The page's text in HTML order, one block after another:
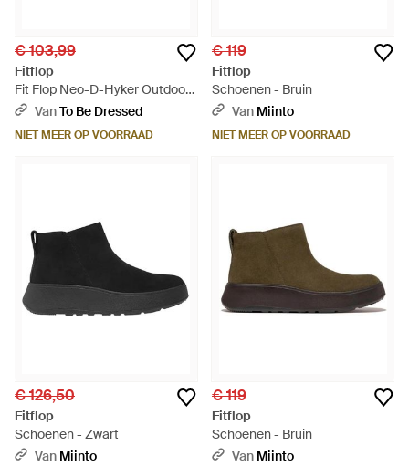
€ 103,99
Fitflop
Fit Flop Neo-D-Hyker Outdoor
Laarzen - Zwart
VanTo Be Dressed
NIET MEER OP VOORRAAD
€ 119
Fitflop
Schoenen - Bruin
Van Miinto
NIET MEER OP VOORRAAD
€ 126,50
Fitflop
Schoenen - Zwart
Van Miinto
€ 119
Fitflop
Schoenen - Bruin
Van Miinto